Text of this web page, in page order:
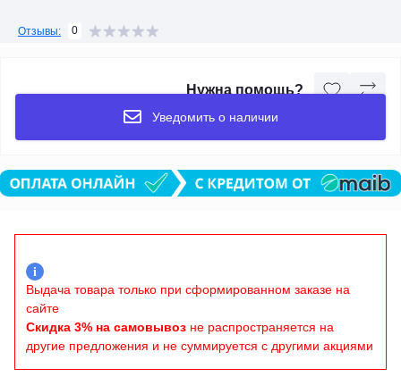
Отзывы: 0
Нужна помощь?
Уведомить о наличии
i
Выдача товара только при сформированном заказе на
сайте
Скидка 3% на самовывоз не распространяется на
другие предложения и не суммируется с другими акциями